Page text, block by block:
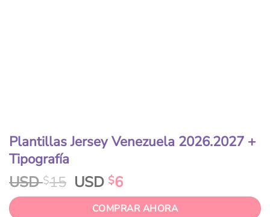
Plantillas Jersey Venezuela 2026.2027 +
Tipografía
USD$15 USD $6
COMPRAR AHORA